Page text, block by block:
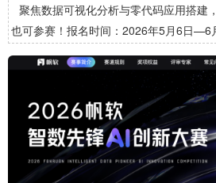
聚焦数据可视化分析与零代码应用搭建
也可参赛！报名时间：2026年5月6日—6